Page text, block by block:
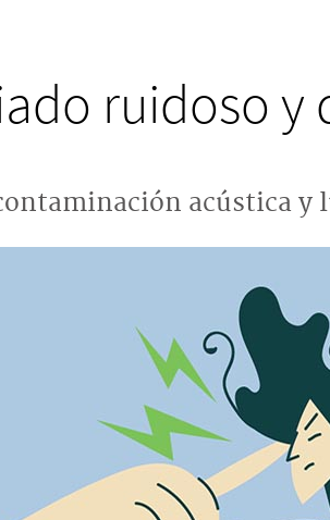
ruidoso
acústica y